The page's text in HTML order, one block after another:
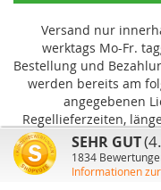
Versand nur
werktags Mo-Fr.
Bestellung und
werden bereits am
angegebenen
Regellieferzeiten,
Einzelfall möglich
SEHR GUT
1834
Informationen